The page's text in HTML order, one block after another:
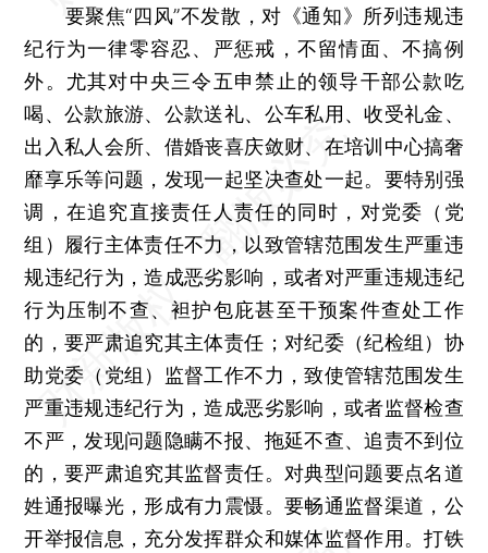
要聚焦“四风”不发散，对《通知》所列违规违
纪行为一律零容忍、严惩戒，不留情面、不搞例
外。尤其对中央三令五申禁止的领导干部公款吃
喝、公款旅游、公款送礼、公车私用、收受礼金、
出入私人会所、借婚丧喜庆敛财、在培训中心搞奢
靡享乐等问题，发现一起坚决查处一起。要特别强
调，在追究直接责任人责任的同时，对党委（党
组）履行主体责任不力，以致管辖范围发生严重违
规违纪行为，造成恶劣影响，或者对严重违规违纪
行为压制不查、袒护包庇甚至干预案件查处工作
的，要严肃追究其主体责任；对纪委（纪检组）协
助党委（党组）监督工作不力，致使管辖范围发生
严重违规违纪行为，造成恶劣影响，或者监督检查
不严，发现问题隐瞒不报、拖延不查、追责不到位
的，要严肃追究其监督责任。对典型问题要点名道
姓通报曝光，形成有力震慑。要畅通监督渠道，公
开举报信息，充分发挥群众和媒体监督作用。打铁